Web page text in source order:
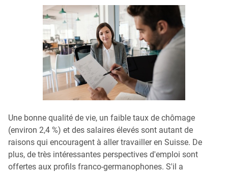
Une bonne qualité de vie, un faible taux de chômage
(environ 2,4 %) et des salaires élevés sont autant de
raisons qui encouragent à aller travailler en Suisse. De
plus, de très intéressantes perspectives d'emploi sont
offertes aux profils franco-germanophones. S'il a